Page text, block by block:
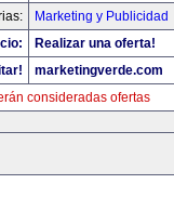
Marketing y Publicidad
Realizar una oferta!
marketingverde.com
consideradas ofertas